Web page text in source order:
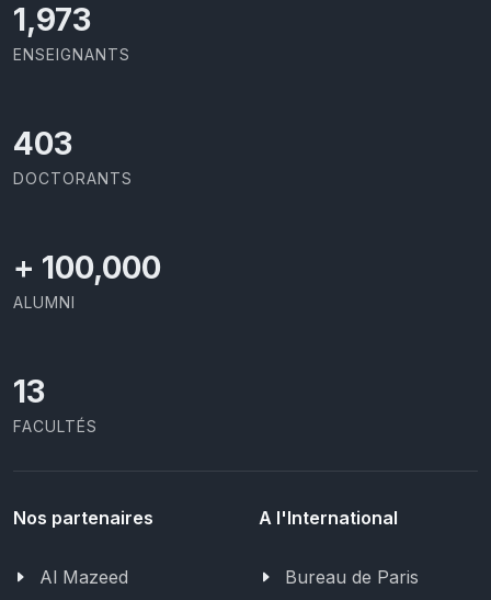
2,086
ENSEIGNANTS
426
DOCTORANTS
+ 100,000
ALUMNI
13
FACULTÉS
Nos partenaires
Al Mazeed
A l'International
Bureau de Paris